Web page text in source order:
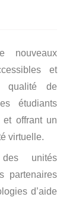
nouveaux
et
qualité de
étudiants
et offrant un
virtuelle.
des unités
partenaires
d’aide